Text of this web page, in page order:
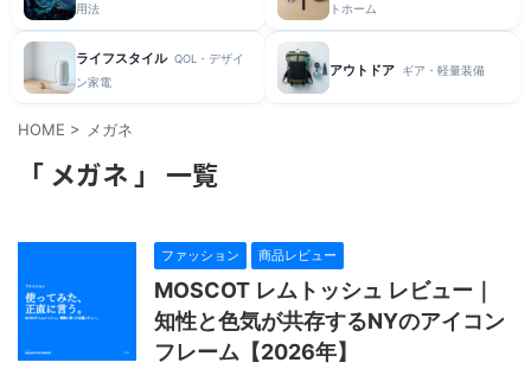
用法
トホーム
ライフスタイル QOL・デザイ
ン家電
アウトドア ギア・軽量装備
HOME > メガネ
「 メガネ 」 一覧
ファッション 商品レビュー
MOSCOT レムトッシュ レビュー｜
知性と色気が共存するNYのアイコン
フレーム【2026年】